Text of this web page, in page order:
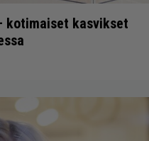
kasvikset